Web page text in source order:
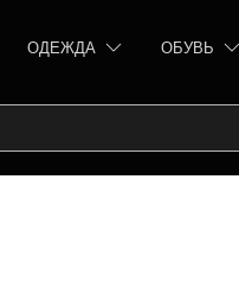
ОДЕЖДА ОБУВЬ